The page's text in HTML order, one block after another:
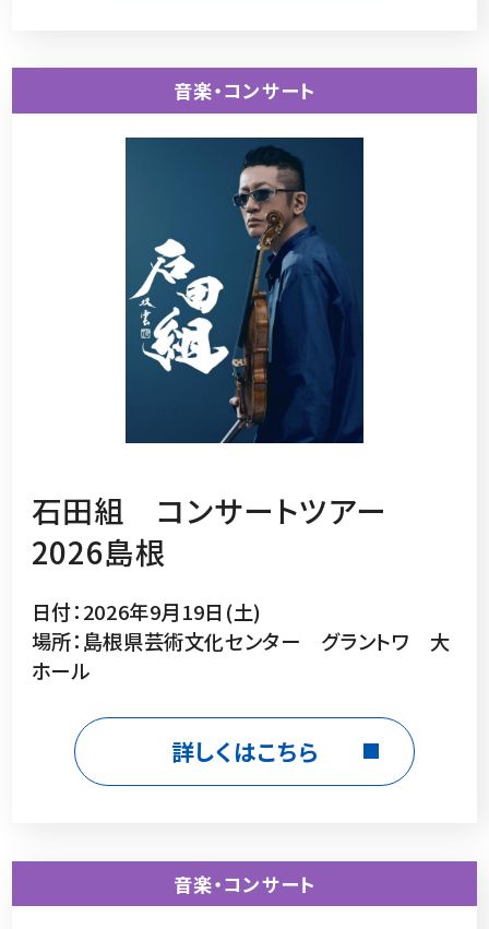
音楽・コンサート
石田組 コンサートツアー
2026島根
日付：2026年9月19日(土)
場所：島根県芸術文化センター グラントワ 大
ホール
詳しくはこちら
音楽・コンサート